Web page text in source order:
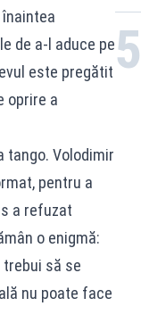
de a-l aduce pe
este pregătit
oprire a
tango. Volodimir
pentru a
a refuzat
o enigmă:
să se
nu poate face
5